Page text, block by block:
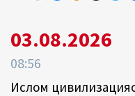
03.08.2026
08:56
Ислом